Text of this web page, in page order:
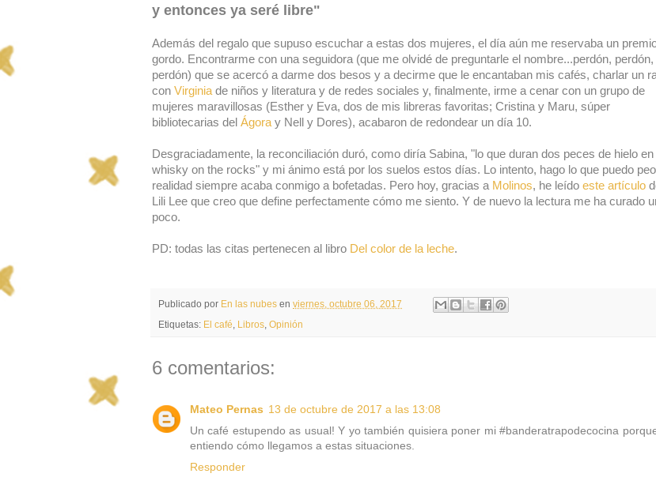
y entonces ya seré libre"
Además del regalo que supuso escuchar a estas dos mujeres, el día aún me reservaba un
gordo. Encontrarme con una seguidora (que me olvidé de preguntarle el nombre...perdón, perdón,
perdón) que se acercó a darme dos besos y a decirme que le encantaban mis cafés, charlar un
con Virginia de niños y literatura y de redes sociales y, finalmente, irme a cenar con un grupo de
mujeres maravillosas (Esther y Eva, dos de mis libreras favoritas; Cristina y Maru, súper
bibliotecarias del Ágora y Nell y Dores), acabaron de redondear un día 10.
Desgraciadamente, la reconciliación duró, como diría Sabina, "lo que duran dos peces de hielo en
whisky on the rocks" y mi ánimo está por los suelos estos días. Lo intento, hago lo que puedo
realidad siempre acaba conmigo a bofetadas. Pero hoy, gracias a Molinos, he leído este artículo
Lili Lee que creo que define perfectamente cómo me siento. Y de nuevo la lectura me ha curado
poco.
PD: todas las citas pertenecen al libro Del color de la leche.
Publicado por En las nubes en viernes, octubre 06, 2017
Etiquetas: El café Libros Opinión
6 comentarios:
Mateo Pernas 13 de octubre de 2017 a las 13:08
Un café estupendo as usual! Y yo también quisiera poner mi #banderatrapodecocina
entiendo cómo llegamos a estas situaciones.
Responder